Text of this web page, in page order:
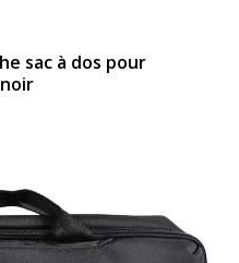
sac à dos pour